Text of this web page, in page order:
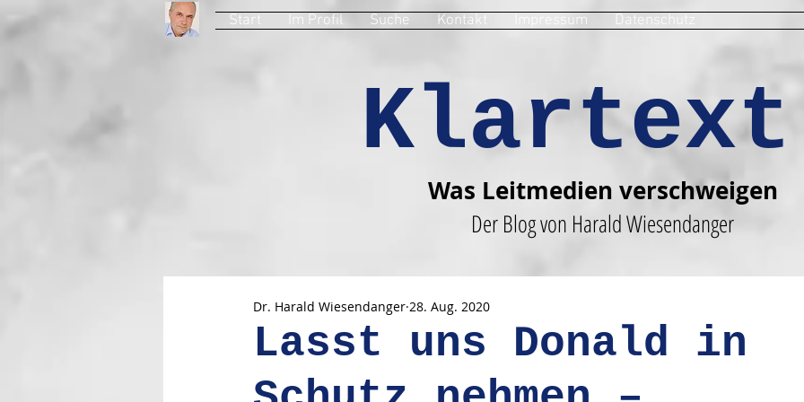
Start Im Profil Suche Kontakt Impressum Datenschutz
Was Leitmedien verschweigen
Der Blog von Harald Wiesendanger
Lasst uns Donald in
Dr. Harald Wiesendanger 28. Aug. 2020